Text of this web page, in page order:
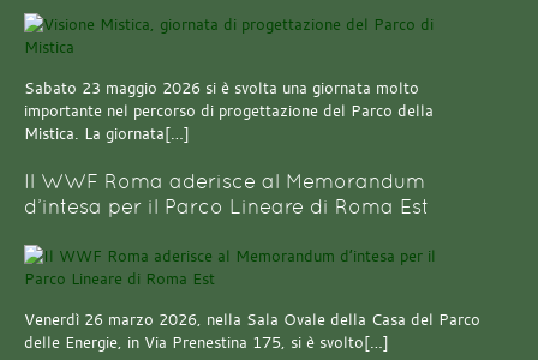
Sabato 23 maggio 2026 si è svolta una giornata molto
importante nel percorso di progettazione del Parco della
Mistica. La giornata[…]
Il WWF Roma aderisce al Memorandum
d’intesa per il Parco Lineare di Roma Est
Venerdì 26 marzo 2026, nella Sala Ovale della Casa del Parco
delle Energie, in Via Prenestina 175, si è svolto[…]